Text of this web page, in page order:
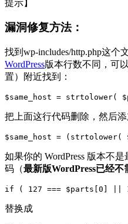
提示】
漏洞修复方法：
找到wp-includes/http.php这个
WordPress版本行数不同，可
置）附近找到：
$same_host =
把上面这行代码删除，然后添
$same_host =
如果你的 WordPress 版本不
码（最新版WordPress已经不
if ( 127 === $parts[0] ||
替换成